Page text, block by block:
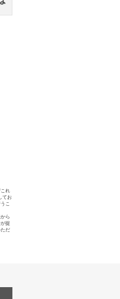
れ
てお
こ
ら
提
だ